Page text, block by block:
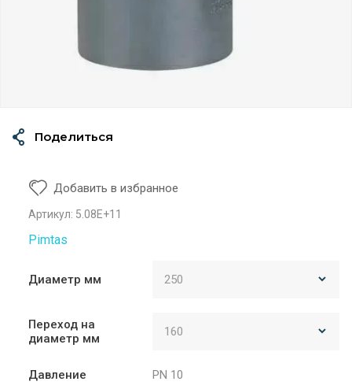
Добавить в избранное
Артикул: 5.08E+11
Pimtas
Диаметр мм
Переход на
диаметр мм
Давление PN 10
Поделиться